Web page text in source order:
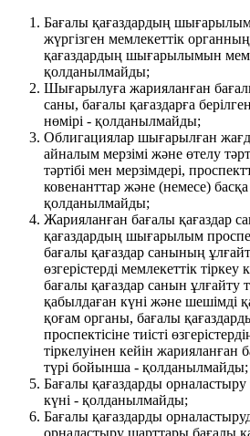
Бағалы қағаздардың
жүргізген мемлекеттік
қағаздардың шығарылымын
қолданылмайды;
Шығарылуға жарияланған
саны, бағалы қағаздарға
нөмірі - қолданылмайды;
Облигациялар шығарылған
айналым мерзімі және өтелу
тәртібі мен мерзімдері,
ковенанттар және (немесе)
қолданылмайды;
Жарияланған бағалы қағаздар
қағаздардың шығарылым
бағалы қағаздар санының
өзгерістерді мемлекеттік
бағалы қағаздар санын ұлғайту
қабылдаған күні және шешімді
қоғам органы, бағалы
проспектісіне тиісті
тіркелуінен кейін жарияланған
түрі бойынша - қолданылмайды;
Бағалы қағаздарды
күні - қолданылмайды;
Бағалы қағаздарды
орналастыру шарттары бағалы